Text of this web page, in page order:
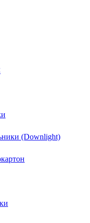
(Downlight)